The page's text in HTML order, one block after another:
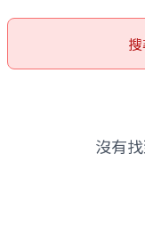
沒有